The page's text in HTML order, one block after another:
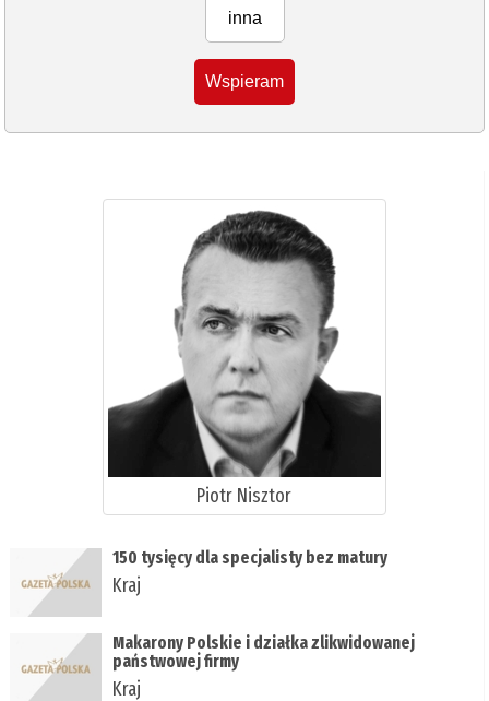
inna
Wspieram
Piotr Nisztor
150 tysięcy dla specjalisty bez matury
Kraj
Makarony Polskie i działka zlikwidowanej
państwowej firmy
Kraj